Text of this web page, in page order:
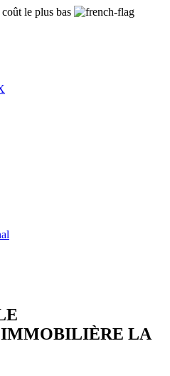
le plus bas
LA